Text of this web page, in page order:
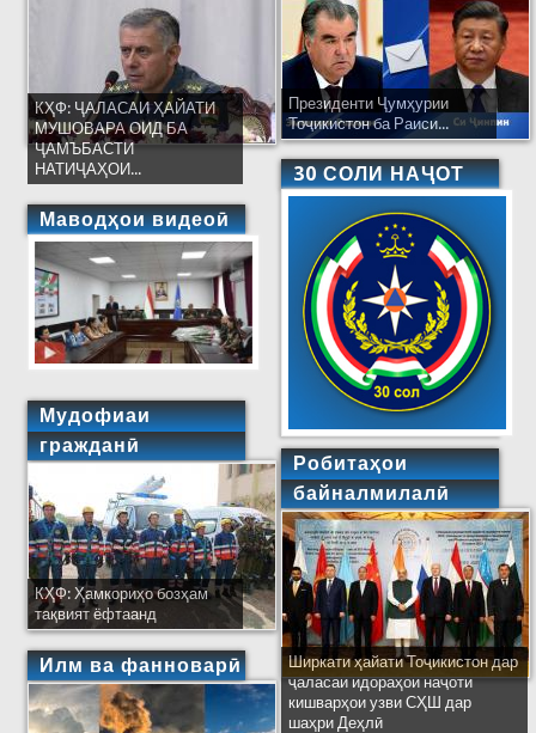
КҲФ: ҶАЛАСАИ ҲАЙАТИ
МУШОВАРА ОИД БА
ҶАМЪБАСТИ
НАТИҶАҲОИ...
Маводҳои видеоӣ
Мудофиаи
гражданӣ
КҲФ: Ҳамкориҳо бозҳам
тақвият ёфтаанд
Илм ва фанноварӣ
Президенти Ҷумҳурии
Тоҷикистон ба Раиси...
30 СОЛИ НАҶОТ
Робитаҳои
байналмилалӣ
Ширкати ҳайати Тоҷикистон дар
ҷаласаи идораҳои наҷоти
кишварҳои узви СҲШ дар
шаҳри Деҳлӣ